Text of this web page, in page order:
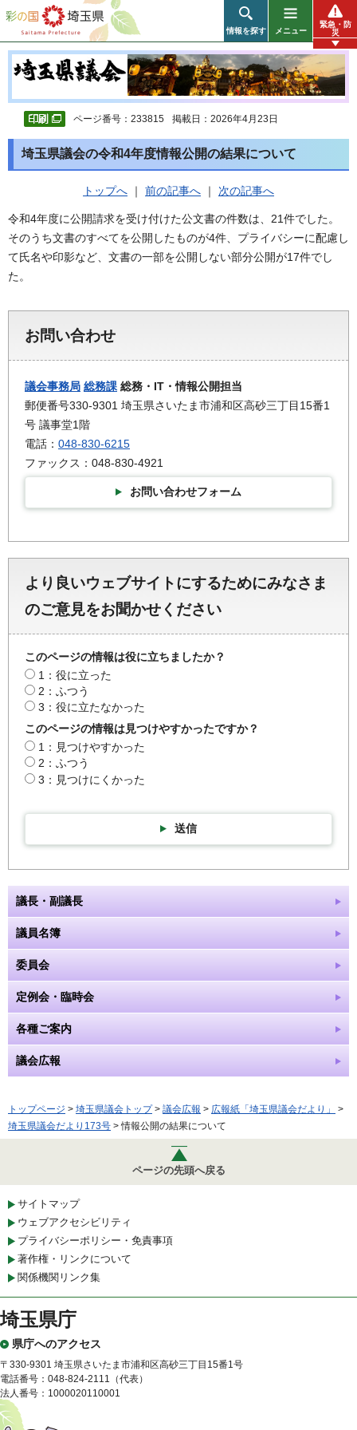
彩の国 埼玉県
情報を探す メニュー
緊急・防
災
ページ番号：233815 掲載日：2026年4月23日
埼玉県議会の令和4年度情報公開の結果について
トップへ ｜ 前の記事へ ｜ 次の記事へ
令和4年度に公開請求を受け付けた公文書の件数は、21件でした。
そのうち文書のすべてを公開したものが4件、プライバシーに配慮し
て氏名や印影など、文書の一部を公開しない部分公開が17件でし
た。
お問い合わせ
議会事務局 総務課 総務・IT・情報公開担当
郵便番号330-9301 埼玉県さいたま市浦和区高砂三丁目15番1
号 議事堂1階
電話： 048-830-6215
ファックス：048-830-4921
お問い合わせフォーム
より良いウェブサイトにするためにみなさま
のご意見をお聞かせください
このページの情報は役に立ちましたか？
1：役に立った
2：ふつう
3：役に立たなかった
このページの情報は見つけやすかったですか？
1：見つけやすかった
2：ふつう
3：見つけにくかった
送信
議長・副議長
議員名簿
委員会
定例会・臨時会
各種ご案内
議会広報
トップページ > 埼玉県議会トップ> 議会広報 > 広報紙「埼玉県議会だより」
>
埼玉県議会だより173号 > 情報公開の結果について
ページの先頭へ戻る
サイトマップ
ウェブアクセシビリティ
プライバシーポリシー・免責事項
著作権・リンクについて
関係機関リンク集
埼玉県庁
県庁へのアクセス
〒330-9301 埼玉県さいたま市浦和区高砂三丁目15番1号
電話番号：048-824-2111（代表）
法人番号：1000020110001